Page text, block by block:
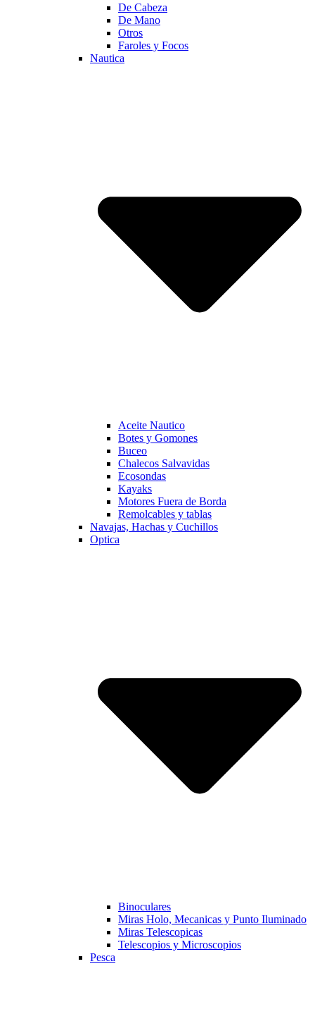
De Cabeza
De Mano
Otros
Faroles y Focos
Nautica
Aceite Nautico
Botes y Gomones
Buceo
Chalecos Salvavidas
Ecosondas
Kayaks
Motores Fuera de Borda
Remolcables y tablas
Navajas, Hachas y Cuchillos
Optica
Binoculares
Miras Holo, Mecanicas y Punto Iluminado
Miras Telescopicas
Telescopios y Microscopios
Pesca